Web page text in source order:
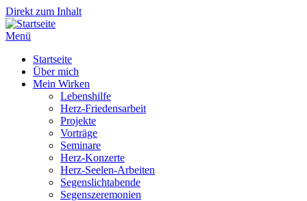
Direkt zum Inhalt
Menü
Startseite
Über mich
Mein Wirken
Lebenshilfe
Herz-Friedensarbeit
Projekte
Vorträge
Seminare
Herz-Konzerte
Herz-Seelen-Arbeiten
Segenslichtabende
Segenszeremonien